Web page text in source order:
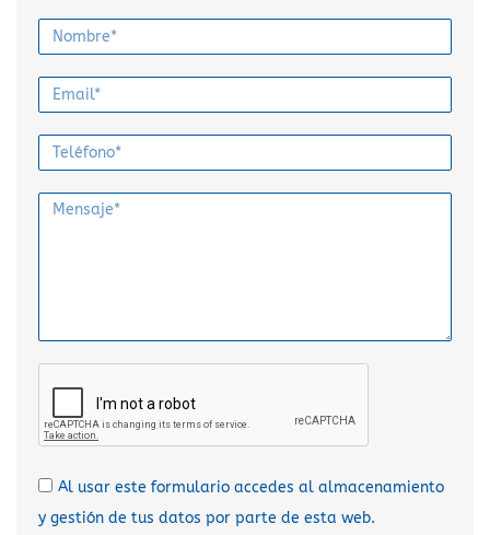
Al usar este formulario accedes al almacenamiento
y gestión de tus datos por parte de esta web.